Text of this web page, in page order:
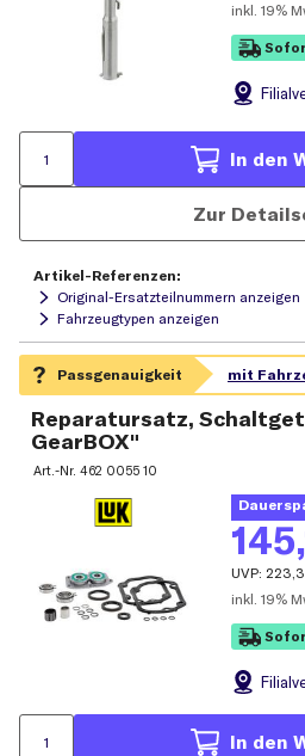
inkl. 19%
Filial
In den
Zur
Artikel-Referenzen:
Original-Ersatzteilnummern anzeigen
Fahrzeugtypen anzeigen
Reparatursatz,
GearBOX"
Art.-Nr.462 0055 10
UVP:
inkl. 19%
Filial
In den